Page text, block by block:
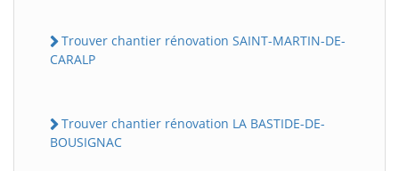
Trouver chantier rénovation SAINT-MARTIN-DE-
CARALP
Trouver chantier rénovation LA BASTIDE-DE-
BOUSIGNAC